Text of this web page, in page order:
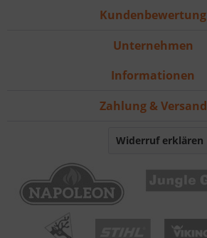
Kundenbewertung
Unternehmen
Informationen
Zahlung & Versand
Widerruf erklären